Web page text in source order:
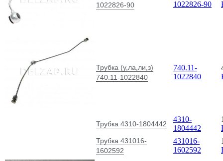
1022826-90 1022826-90
Трубка (у,ла,ли,з)
740.11-1022840
740.11-
1022840
Трубка 4310-1804442
4310-
1804442
Трубка 431016-
1602592
431016-
1602592